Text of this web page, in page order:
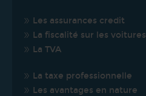
Les assurances credit
La fiscalité sur les voitures
La TVA
La taxe professionnelle
Les avantages en nature